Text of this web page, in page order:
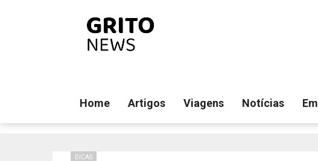
Home Artigos Viagens Notícias
DICAS